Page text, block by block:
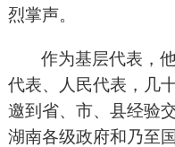
烈掌声。
作为基层代表，
代表、人民代表，几
邀到省、市、县经验
湖南各级政府和乃至